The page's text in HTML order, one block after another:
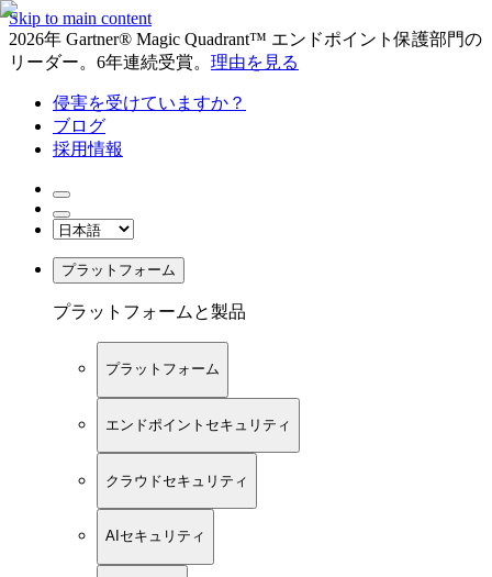
Skip to main content
2026年 Gartner® Magic Quadrant™ エンドポイント保護部門の
リーダー。6年連続受賞。 理由を見る
侵害を受けていますか？
ブログ
採用情報
プラットフォーム
プラットフォームと製品
プラットフォーム
エンドポイントセキュリティ
クラウドセキュリティ
AIセキュリティ